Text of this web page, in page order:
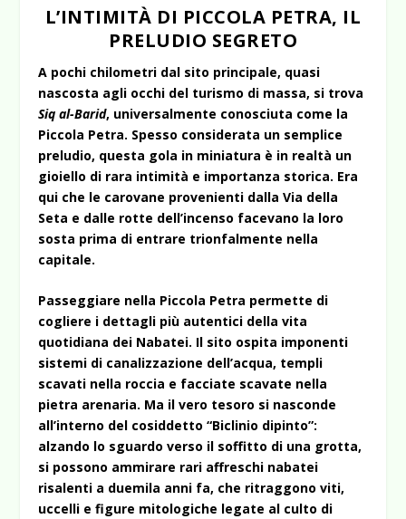
L’INTIMITÀ DI PICCOLA PETRA, IL
PRELUDIO SEGRETO
A pochi chilometri dal sito principale, quasi
nascosta agli occhi del turismo di massa, si trova
Siq al-Barid, universalmente conosciuta come la
Piccola Petra. Spesso considerata un semplice
preludio, questa gola in miniatura è in realtà un
gioiello di rara intimità e importanza storica. Era
qui che le carovane provenienti dalla Via della
Seta e dalle rotte dell’incenso facevano la loro
sosta prima di entrare trionfalmente nella
capitale.
Passeggiare nella Piccola Petra permette di
cogliere i dettagli più autentici della vita
quotidiana dei Nabatei. Il sito ospita imponenti
sistemi di canalizzazione dell’acqua, templi
scavati nella roccia e facciate scavate nella
pietra arenaria. Ma il vero tesoro si nasconde
all’interno del cosiddetto “Biclinio dipinto”:
alzando lo sguardo verso il soffitto di una grotta,
si possono ammirare rari affreschi nabatei
risalenti a duemila anni fa, che ritraggono viti,
uccelli e figure mitologiche legate al culto di